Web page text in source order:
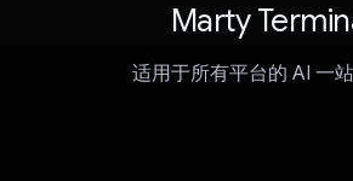
Marty
适用于所有平台的 AI 一